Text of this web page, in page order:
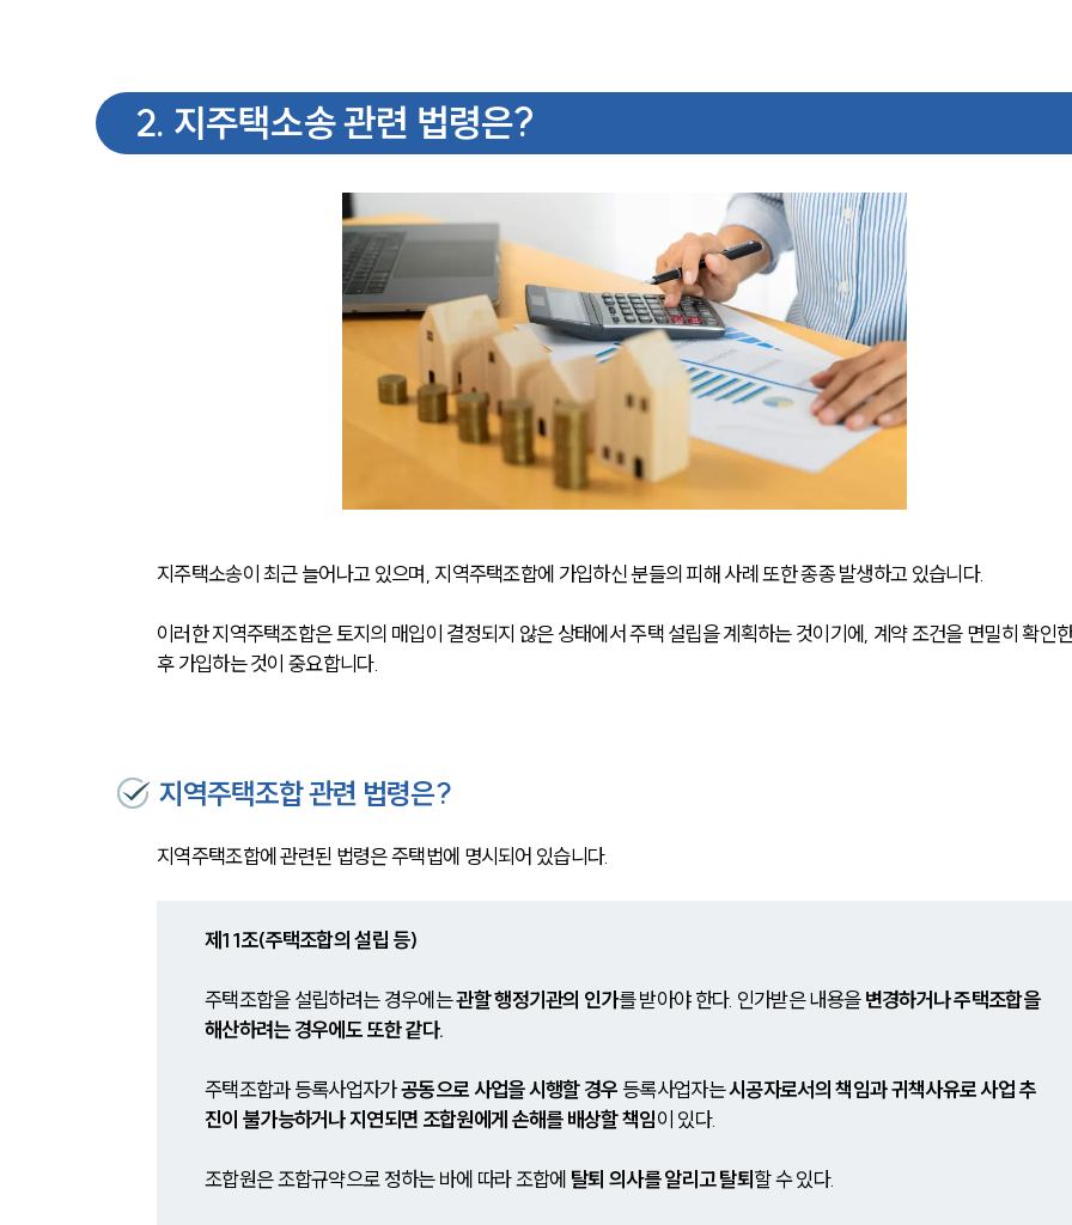
2. 지주택소송 관련 법령은?
지주택소송이 최근 늘어나고 있으며, 지역주택조합에 가입하신 분들의 피해 사례 또한 종종 발생하고 있습니다.
이러한 지역주택조합은 토지의 매입이 결정되지 않은 상태에서 주택 설립을 계획하는 것이기에, 계약 조건을 면밀히 확인
후 가입하는 것이 중요합니다.
지역주택조합 관련 법령은?
지역주택조합에 관련된 법령은 주택법에 명시되어 있습니다.
제11조(주택조합의 설립 등)
주택조합을 설립하려는 경우에는 관할 행정기관의 인가를 받아야 한다. 인가받은 내용을 변경하거나 주택조합을
해산하려는 경우에도 또한 같다.
주택조합과 등록사업자가 공동으로 사업을 시행할 경우 등록사업자는 시공자로서의 책임과 귀책사유로 사업 추
진이 불가능하거나 지연되면 조합원에게 손해를 배상할 책임이 있다.
조합원은 조합규약으로 정하는 바에 따라 조합에 탈퇴 의사를 알리고 탈퇴할 수 있다.